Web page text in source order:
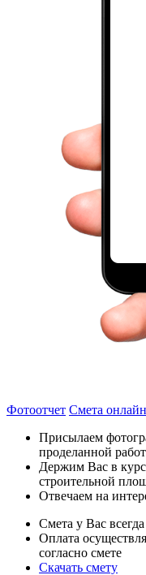
Фотоотчет Смета онлайн
Присылаем
проделанной
Держим Вас в
строительной
Отвечаем на
Смета у Вас
Оплата
согласно смете
Скачать смету